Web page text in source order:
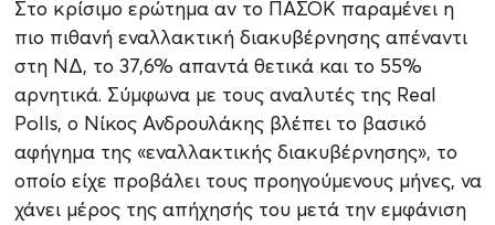
Στο κρίσιμο ερώτημα αν το ΠΑΣΟΚ παραμένει η
πιο πιθανή εναλλακτική διακυβέρνησης απέναντι
στη ΝΔ, το 37,6% απαντά θετικά και το 55%
αρνητικά. Σύμφωνα με τους αναλυτές της Real
Polls, ο Νίκος Ανδρουλάκης βλέπει το βασικό
αφήγημα της «εναλλακτικής διακυβέρνησης», το
οποίο είχε προβάλει τους προηγούμενους μήνες, να
χάνει μέρος της απήχησής του μετά την εμφάνιση